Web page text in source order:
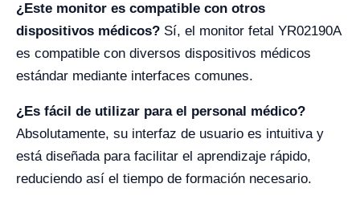
¿Este monitor es compatible con otros
dispositivos médicos? Sí, el monitor fetal YR02190A
es compatible con diversos dispositivos médicos
estándar mediante interfaces comunes.
¿Es fácil de utilizar para el personal médico?
Absolutamente, su interfaz de usuario es intuitiva y
está diseñada para facilitar el aprendizaje rápido,
reduciendo así el tiempo de formación necesario.